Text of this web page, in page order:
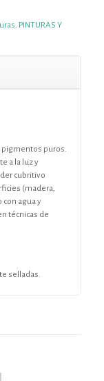
, PINTURAS Y
pigmentos puros.
a la luz y
cubritivo
(madera,
con agua y
técnicas de
selladas.